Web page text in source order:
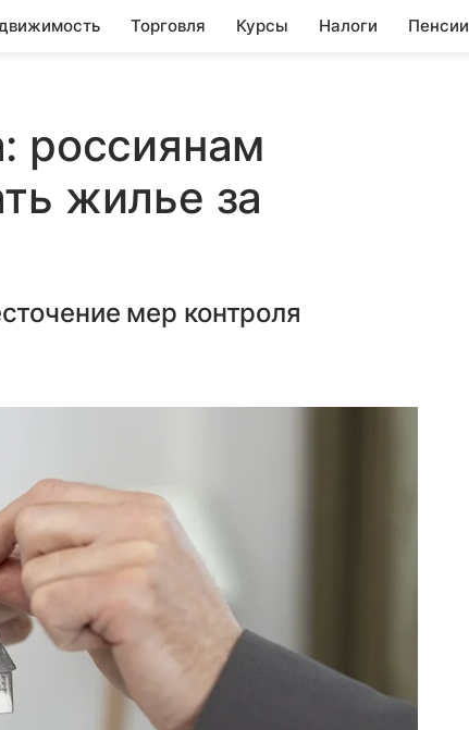
Торговля Курсы Налоги Пенсии
россиянам
жилье за
мер контроля